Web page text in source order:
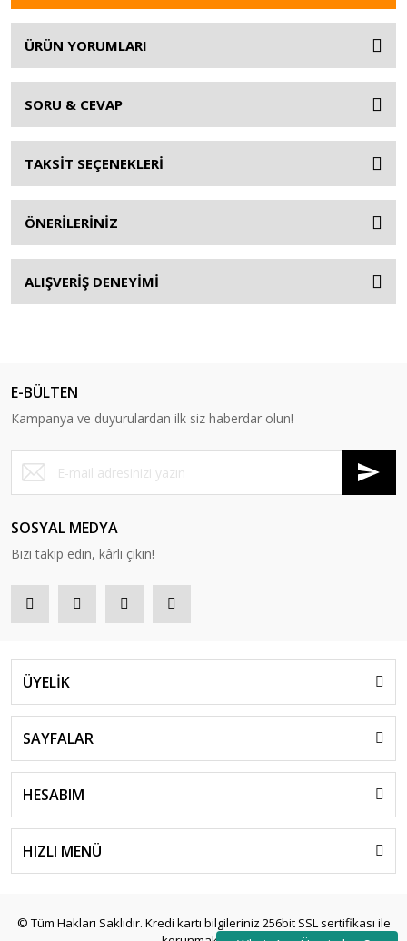
ÜRÜN YORUMLARI
SORU & CEVAP
TAKSİT SEÇENEKLERİ
ÖNERİLERİNİZ
ALIŞVERİŞ DENEYİMİ
E-BÜLTEN
Kampanya ve duyurulardan ilk siz haberdar olun!
SOSYAL MEDYA
Bizi takip edin, kârlı çıkın!
ÜYELİK
SAYFALAR
HESABIM
HIZLI MENÜ
© Tüm Hakları Saklıdır. Kredi kartı bilgileriniz 256bit SSL sertifikası ile